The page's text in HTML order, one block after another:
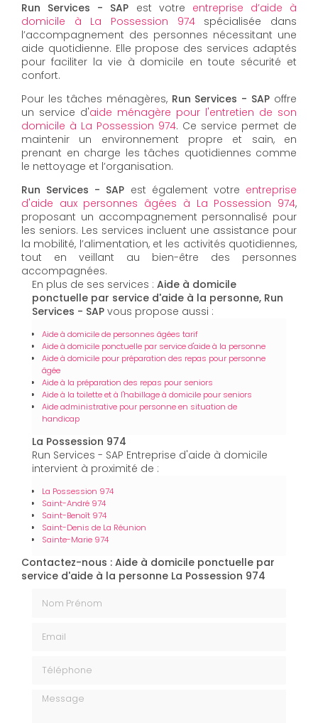
Run Services - SAP est votre entreprise d’aide à
domicile à La Possession 974spécialisée dans
l’accompagnement des personnes nécessitant une
aide quotidienne. Elle propose des services adaptés
pour faciliter la vie à domicile en toute sécurité et
confort.
Pour les tâches ménagères, Run Services - SAP offre
un service d'aide ménagère pour l'entretien de son
domicile à La Possession 974. Ce service permet de
maintenir un environnement propre et sain, en
prenant en charge les tâches quotidiennes comme
le nettoyage et l’organisation.
Run Services - SAP est également votre entreprise
d'aide aux personnes âgées à La Possession 974,
proposant un accompagnement personnalisé pour
les seniors. Les services incluent une assistance pour
la mobilité, l’alimentation, et les activités quotidiennes,
tout en veillant au bien-être des personnes
accompagnées.
En plus de ses services : Aide à domicile
ponctuelle par service d'aide à la personne, Run
Services - SAP vous propose aussi :
Aide à domicile de personnes âgées tarif
Aide à domicile ponctuelle par service d'aide à la personne
Aide à domicile pour préparation des repas pour personne
âgée
Aide à la préparation des repas pour seniors
Aide à la toilette et à l'habillage à domicile pour seniors
Aide administrative pour personne en situation de
handicap
La Possession 974
Run Services - SAP Entreprise d'aide à domicile
intervient à proximité de :
La Possession 974
Saint-André 974
Saint-Benoît 974
Saint-Denis de La Réunion
Sainte-Marie 974
Contactez-nous : Aide à domicile ponctuelle par
service d'aide à la personne La Possession 974
Message